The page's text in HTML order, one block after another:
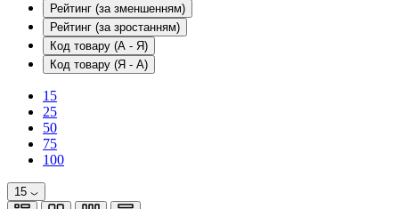
Рейтинг (за зменшенням)
Рейтинг (за зростанням)
Код товару (А - Я)
Код товару (Я - А)
15
25
50
75
100
15